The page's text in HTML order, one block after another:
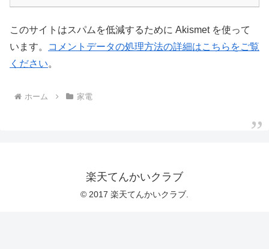
このサイトはスパムを低減するために Akismet を使って
います。
コメントデータの処理方法の詳細はこちらをご覧
ください。
ホーム 家電
楽天てんかいクラブ
© 2017 楽天てんかいクラブ.